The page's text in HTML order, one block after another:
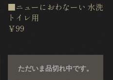
■ニューにおわなーい 水洗
トイレ用
￥99
ただいま品切れ中です。